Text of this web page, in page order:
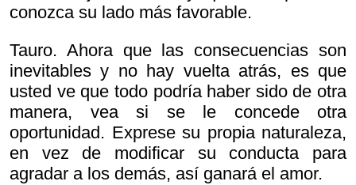
conozca su lado más favorable.
Tauro. Ahora que las consecuencias son
inevitables y no hay vuelta atrás, es que
usted ve que todo podría haber sido de otra
manera, vea si se le concede otra
oportunidad. Exprese su propia naturaleza,
en vez de modificar su conducta para
agradar a los demás, así ganará el amor.